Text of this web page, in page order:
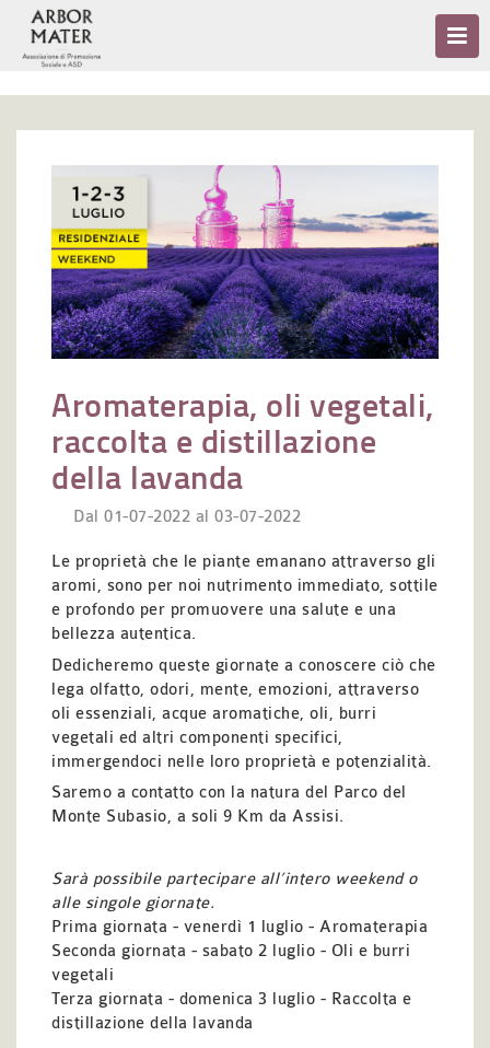
Aromaterapia, oli vegetali,
raccolta e distillazione
della lavanda
Dal 01-07-2022 al 03-07-2022
Le proprietà che le piante emanano attraverso gli
aromi, sono per noi nutrimento immediato, sottile
e profondo per promuovere una salute e una
bellezza autentica.
Dedicheremo queste giornate a conoscere ciò che
lega olfatto, odori, mente, emozioni, attraverso
oli essenziali, acque aromatiche, oli, burri
vegetali ed altri componenti specifici,
immergendoci nelle loro proprietà e potenzialità.
Saremo a contatto con la natura del Parco del
Monte Subasio, a soli 9 Km da Assisi.
Sarà possibile partecipare all’intero weekend o
alle singole giornate.
Prima giornata - venerdì 1 luglio - Aromaterapia
Seconda giornata - sabato 2 luglio - Oli e burri
vegetali
Terza giornata - domenica 3 luglio - Raccolta e
distillazione della lavanda